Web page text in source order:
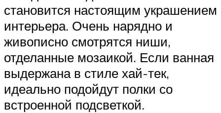
становится настоящим украшением
интерьера. Очень нарядно и
живописно смотрятся ниши,
отделанные мозаикой. Если ванная
выдержана в стиле хай-тек,
идеально подойдут полки со
встроенной подсветкой.